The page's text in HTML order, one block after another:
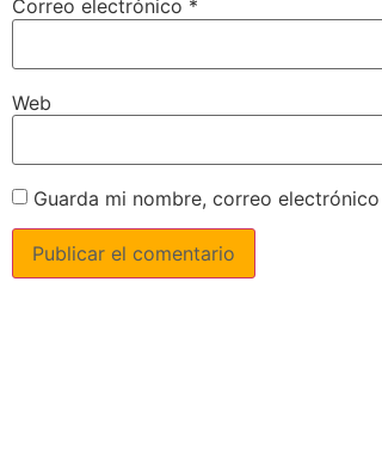
Correo electrónico *
Web
Guarda mi nombre, correo